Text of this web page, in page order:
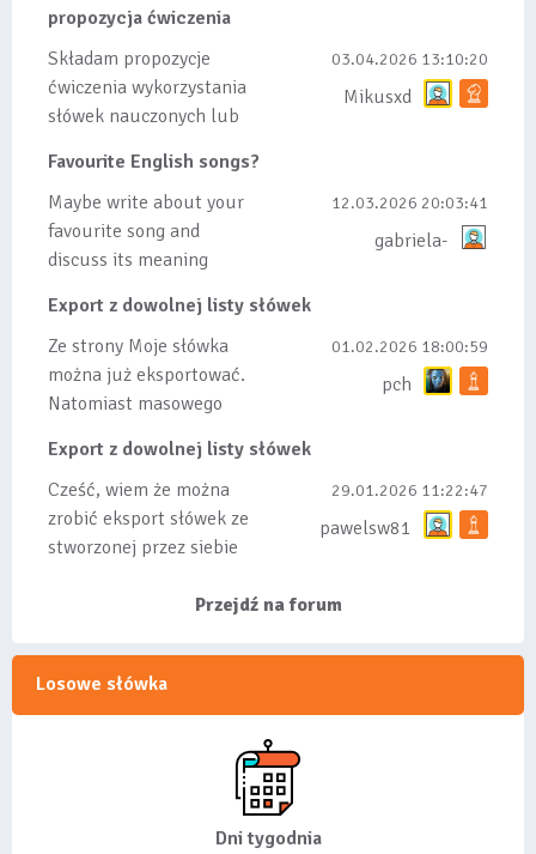
propozycja ćwiczenia
Składam propozycje
ćwiczenia wykorzystania
słówek nauczonych lub
tez ze wszys...
03.04.2026 13:10:20
Mikusxd
Favourite English songs?
Maybe write about your
favourite song and
discuss its meaning
12.03.2026 20:03:41
gabriela-
Export z dowolnej listy słówek
Ze strony Moje słówka
można już eksportować.
Natomiast masowego
bo wiąże się...
01.02.2026 18:00:59
pch
Export z dowolnej listy słówek
Cześć, wiem że można
zrobić eksport słówek ze
stworzonej przez siebie
29.01.2026 11:22:47
pawelsw81
Przejdź na forum
Losowe słówka
Dni tygodnia